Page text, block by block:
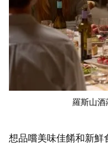
羅斯山酒
想品嚐美味佳餚和新鮮